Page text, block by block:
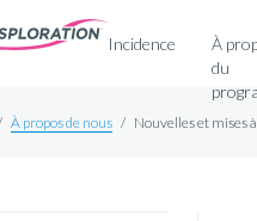
Incidence
À
du
À propos de nous / Nouvelles et mises